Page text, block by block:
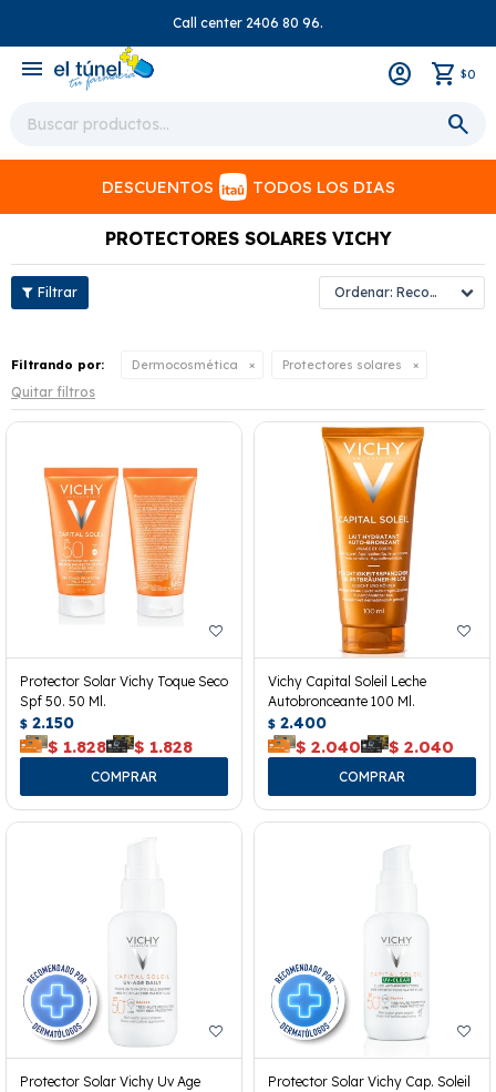
Call center 2406 80 96.
menu $0
DESCUENTOS TODOS LOS DIAS
PROTECTORES SOLARES VICHY
Recomendados
Filtrando por: Dermocosmética Protectores solares
Quitar filtros
Protector Solar Vichy Toque Seco
Spf 50. 50 Ml.
$ 2.150
$ 1.828 $ 1.828
Vichy Capital Soleil Leche
Autobronceante 100 Ml.
$ 2.400
$ 2.040 $ 2.040
Protector Solar Vichy Uv Age
Protector Solar Vichy Cap. Soleil
close